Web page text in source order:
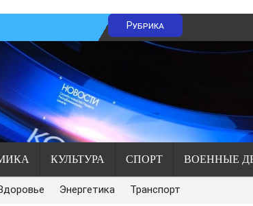
Рубрика
КУЛЬТУРА СПОРТ ВОЕННЫЕ
Энергетика Транспорт